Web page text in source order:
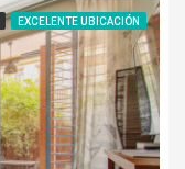
EXCELENTE UBICACIÓN